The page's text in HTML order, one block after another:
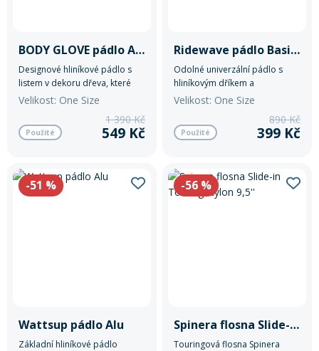
BODY GLOVE pádlo Alu 3D
Designové hliníkové pádlo s
listem v dekoru dřeva, které
kombinuje styl s odolností pro
Velikost: One Size
Použité
1 390 Kč
549 Kč
Ridewave pádlo Basic Alu
Odolné univerzální pádlo s
hliníkovým dříkem a
ergonomickou rukojetí pro
pádlování.
Velikost: One Size
Použité
890 Kč
399 Kč
-51 %
Wattsup pádlo Alu
Základní hliníkové pádlo
-56 %
Spinera flosna Slide-in Touring Nylon 9,5''
Touringová flosna Spinera